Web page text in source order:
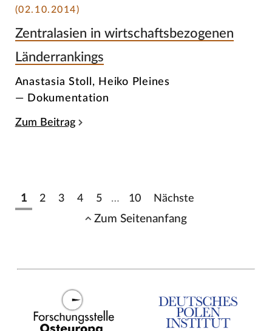
(02.10.2014)
Zentralasien in wirtschaftsbezogenen
Länderrankings
Anastasia Stoll, Heiko Pleines
— Dokumentation
Zum Beitrag
1 2 3 4 5 … 10 Nächste
Zum Seitenanfang